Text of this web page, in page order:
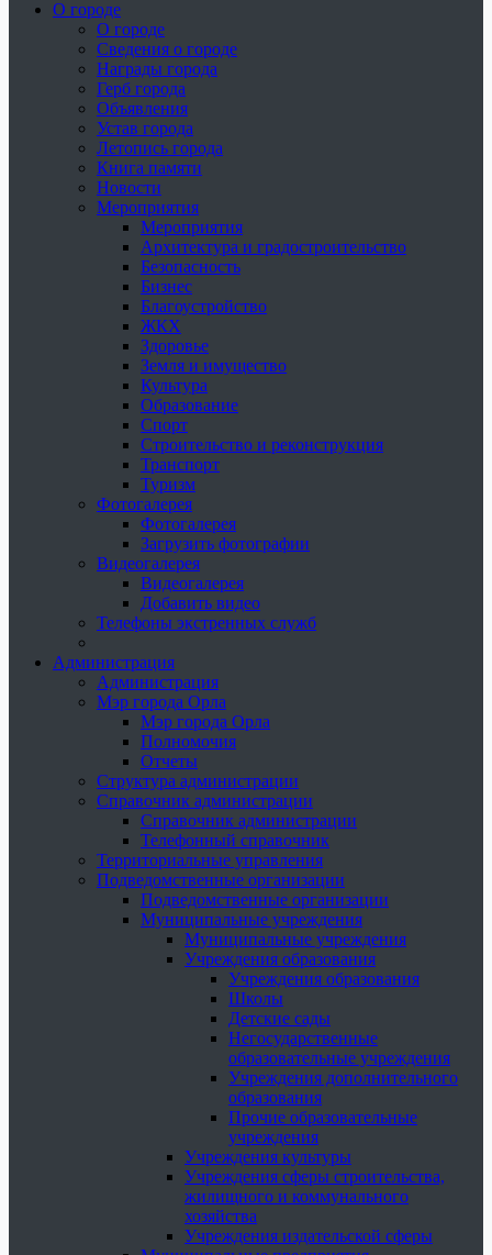
О городе
О городе
Сведения о городе
Награды города
Герб города
Объявления
Устав города
Летопись города
Книга памяти
Новости
Мероприятия
Мероприятия
Архитектура и градостроительство
Безопасность
Бизнес
Благоустройство
ЖКХ
Здоровье
Земля и имущество
Культура
Образование
Спорт
Строительство и реконструкция
Транспорт
Туризм
Фотогалерея
Фотогалерея
Загрузить фотографии
Видеогалерея
Видеогалерея
Добавить видео
Телефоны экстренных служб
Администрация
Администрация
Мэр города Орла
Мэр города Орла
Полномочия
Отчеты
Структура администрации
Справочник администрации
Справочник администрации
Телефонный справочник
Территориальные управления
Подведомственные организации
Подведомственные организации
Муниципальные учреждения
Муниципальные учреждения
Учреждения образования
Учреждения образования
Школы
Детские сады
Негосударственные
образовательные учреждения
Учреждения дополнительного
образования
Прочие образовательные
учреждения
Учреждения культуры
Учреждения сферы строительства,
жилищного и коммунального
хозяйства
Учреждения издательской сферы